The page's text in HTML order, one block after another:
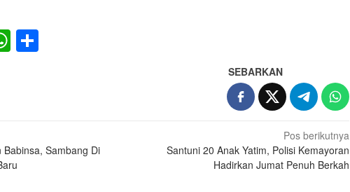
WhatsApp
SEBARKAN
Sambang Di
Pos berikutnya
Santuni 20 Anak Yatim, Polisi Kemayoran
Hadirkan Jumat Penuh Berkah